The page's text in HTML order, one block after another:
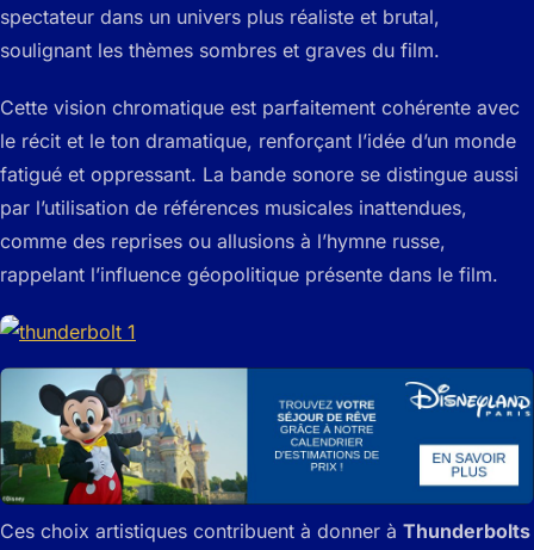
spectateur dans un univers plus réaliste et brutal,
soulignant les thèmes sombres et graves du film.
Cette vision chromatique est parfaitement cohérente avec
le récit et le ton dramatique, renforçant l’idée d’un monde
fatigué et oppressant. La bande sonore se distingue aussi
par l’utilisation de références musicales inattendues,
comme des reprises ou allusions à l’hymne russe,
rappelant l’influence géopolitique présente dans le film.
Ces choix artistiques contribuent à donner à Thunderbolts